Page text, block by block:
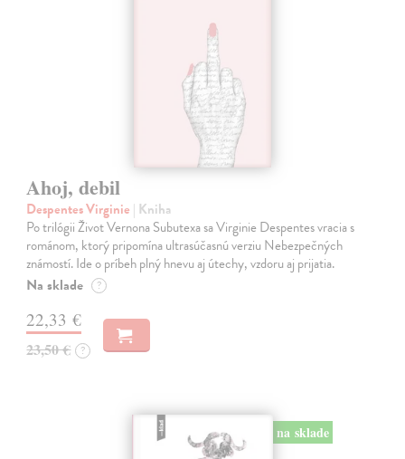
Ahoj, debil
Despentes Virginie | Kniha
Po trilógii Život Vernona Subutexa sa Virginie Despentes vracia s
románom, ktorý pripomína ultrasúčasnú verziu Nebezpečných
známostí. Ide o príbeh plný hnevu aj útechy, vzdoru aj prijatia.
Na sklade ?
22,33 €
23,50 € ?
na sklade